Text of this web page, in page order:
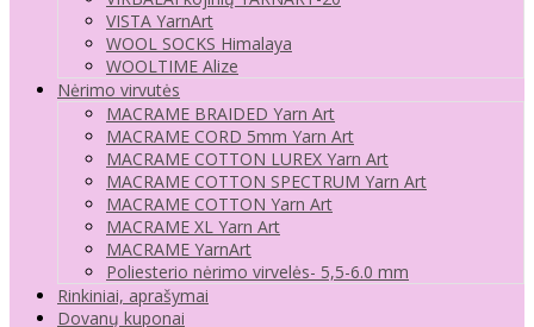
VISTA YarnArt
WOOL SOCKS Himalaya
WOOLTIME Alize
Nėrimo virvutės
MACRAME BRAIDED Yarn Art
MACRAME CORD 5mm Yarn Art
MACRAME COTTON LUREX Yarn Art
MACRAME COTTON SPECTRUM Yarn Art
MACRAME COTTON Yarn Art
MACRAME XL Yarn Art
MACRAME YarnArt
Poliesterio nėrimo virvelės- 5,5-6.0 mm
Rinkiniai, aprašymai
Dovanų kuponai